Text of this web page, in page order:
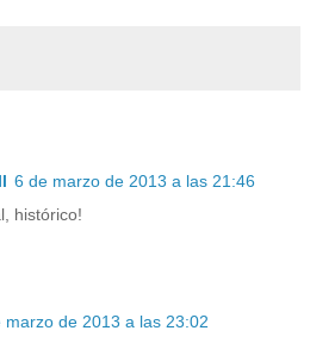
6 de marzo de 2013 a las 21:46
histórico!
marzo de 2013 a las 23:02